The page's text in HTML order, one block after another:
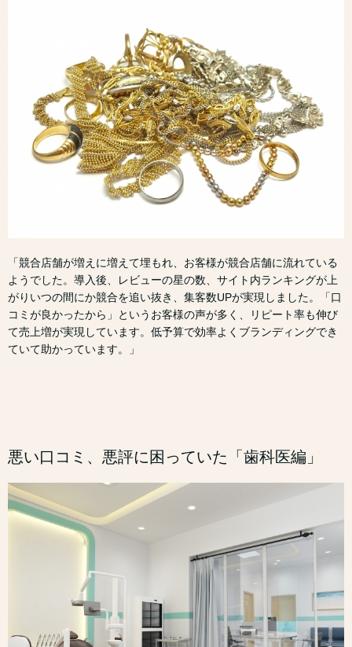
「競合店舗が増えに増えて埋もれ、お客様が競合店舗に流れている
ようでした。導入後、レビューの星の数、サイト内ランキングが上
がりいつの間にか競合を追い抜き、集客数UPが実現しました。「口
コミが良かったから」というお客様の声が多く、リピート率も伸び
て売上増が実現しています。低予算で効率よくブランディングでき
ていて助かっています。」
悪い口コミ、悪評に困っていた「歯科医編」